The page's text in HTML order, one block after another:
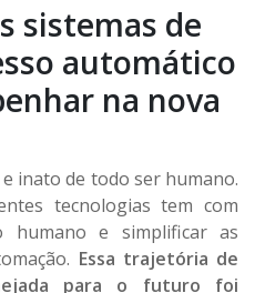
sistemas de
automático
na nova
inato de todo ser humano.
tecnologias tem com
humano e simplificar as
Essa trajetória de
para o futuro foi